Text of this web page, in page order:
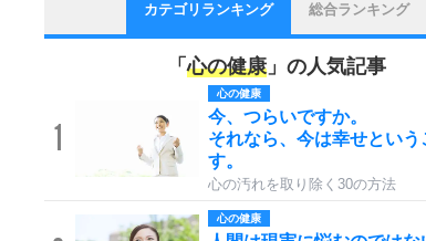
カテゴリランキング 総合ランキング
「心の健康」の人気記事
1
心の健康
今、つらいですか。
それなら、今は幸せという
す。
心の汚れを取り除く30の方法
心の健康